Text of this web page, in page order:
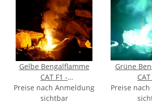
Gelbe Bengalflamme
CAT F1 -
AUSLAUFARTIKEL
Preise nach Anmeldung
sichtbar
Grüne
Preise